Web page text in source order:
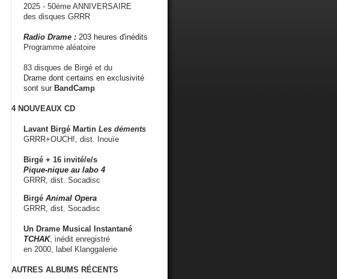
2025 - 50ème ANNIVERSAIRE
des disques GRRR
Radio Drame : 203 heures d'inédits
Programme aléatoire
83 disques de Birgé et du
Drame dont certains en exclusivité
sont sur BandCamp
4 NOUVEAUX CD
Lavant Birgé Martin Les déments
GRRR+OUCH!, dist. Inouïe
Birgé + 16 invité/e/s
Pique-nique au labo 4
GRRR, dist. Socadisc
Birgé Animal Opera
GRRR, dist. Socadisc
Un Drame Musical Instantané
TCHAK, inédit enregistré
en 2000, label Klanggalerie
AUTRES ALBUMS RÉCENTS